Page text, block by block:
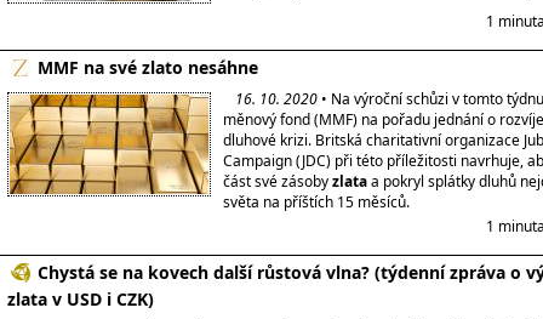
1
MMF na své zlato nesáhne
16. 10. 2020 • Na výroční schůzi v tomto
měnový fond (MMF) na pořadu jednání o
dluhové krizi. Britská charitativní organizace
Campaign (JDC) při této příležitosti navrhuje,
část své zásobyzlataa pokryl splátky dluhů
světa na příštích 15 měsíců.
1
Chystá se na kovech další růstová vlna? (týdenní zpráva o
zlata v USD i CZK)